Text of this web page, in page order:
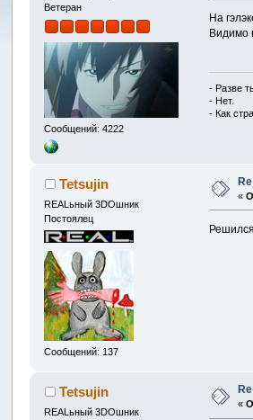
Ветеран
Сообщений: 4222
На
Видимо
- Разве
- Нет.
- Как
Tetsujin
REALьный 3DOшник
Постоялец
Сообщений: 137
«
Tetsujin
REALьный 3DOшник
«